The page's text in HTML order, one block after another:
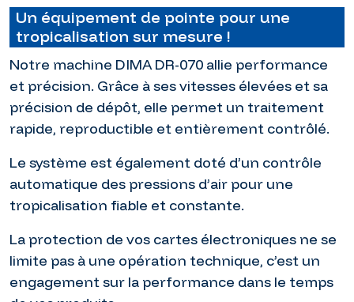
Un équipement de pointe pour une
tropicalisation sur mesure !
Notre machine DIMA DR-070 allie performance
et précision. Grâce à ses vitesses élevées et sa
précision de dépôt, elle permet un traitement
rapide, reproductible et entièrement contrôlé.
Le système est également doté d’un contrôle
automatique des pressions d’air pour une
tropicalisation fiable et constante.
La protection de vos cartes électroniques ne se
limite pas à une opération technique, c’est un
engagement sur la performance dans le temps